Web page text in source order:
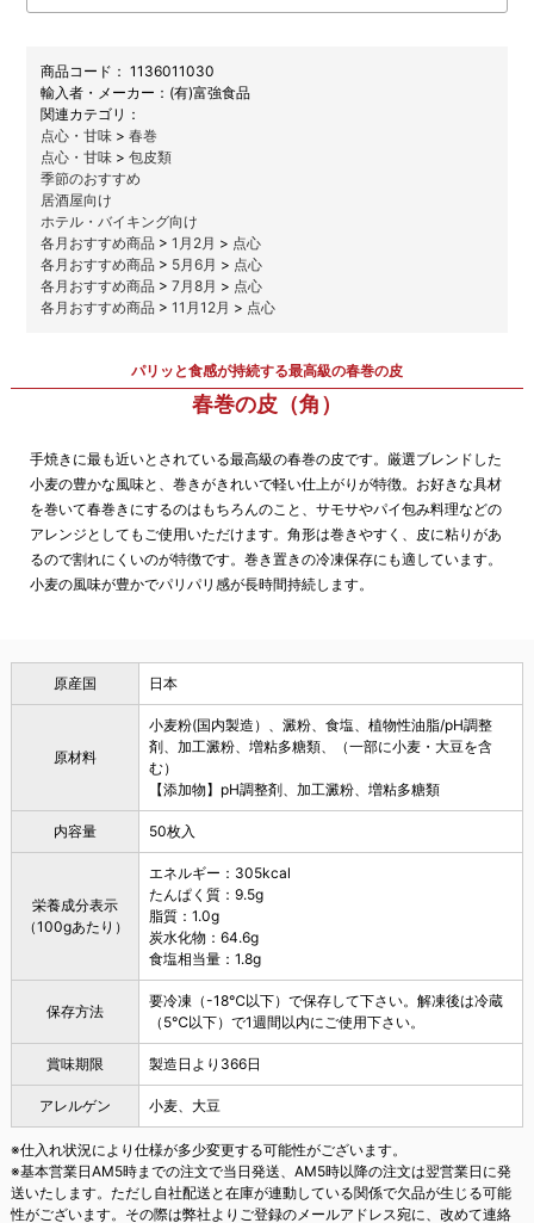
商品コード： 1136011030
メーカー： (有)富強食品
関連カテゴリ：
点心・甘味 >春巻
点心・甘味 >包皮類
季節のおすすめ
居酒屋向け
ホテル・バイキング向け
各月おすすめ商品 >1月2月 > 点心
各月おすすめ商品 > 5月6月 > 点心
各月おすすめ商品 >7月8月 > 点心
各月おすすめ商品 >11月12月 > 点心
パリッと食感が持続する最高級の春巻の皮
春巻の皮（角）
手焼きに最も近いとされている最高級の春巻の皮です。厳選ブレンドした
小麦の豊かな風味と、巻きがきれいで軽い仕上がりが特徴。お好きな具材
を巻いて春巻きにするのはもちろんのこと、サモサやパイ包み料理などの
アレンジとしてもご使用いただけます。角形は巻きやすく、皮に粘りがあ
るので割れにくいのが特徴です。巻き置きの冷凍保存にも適しています。
小麦の風味が豊かでパリパリ感が長時間持続します。
原産国 日本
原材料
小麦粉(国内製造）、澱粉、食塩、植物性油脂/pH調整
剤、加工澱粉、増粘多糖類、（一部に小麦・大豆を含
む）
【添加物】pH調整剤、加工澱粉、増粘多糖類
内容量 50枚入
栄養成分表示
（100gあたり）
エネルギー：305kcal
たんぱく質：9.5g
脂質：1.0g
炭水化物：64.6g
食塩相当量：1.8g
保存方法
要冷凍（-18℃以下）で保存して下さい。解凍後は冷蔵
（5℃以下）で1週間以内にご使用下さい。
賞味期限 製造日より366日
アレルゲン 小麦、大豆
※仕入れ状況により仕様が多少変更する可能性がございます。
※基本営業日AM5時までの注文で当日発送、AM5時以降の注文は翌営業日に発
送いたします。ただし自社配送と在庫が連動している関係で欠品が生じる可能
性がございます。その際は弊社よりご登録のメールアドレス宛に、改めて連絡